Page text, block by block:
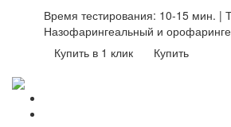
Время тестирования: 10-15 мин. |
Назофарингеальный и
Купить в 1 клик
Купить